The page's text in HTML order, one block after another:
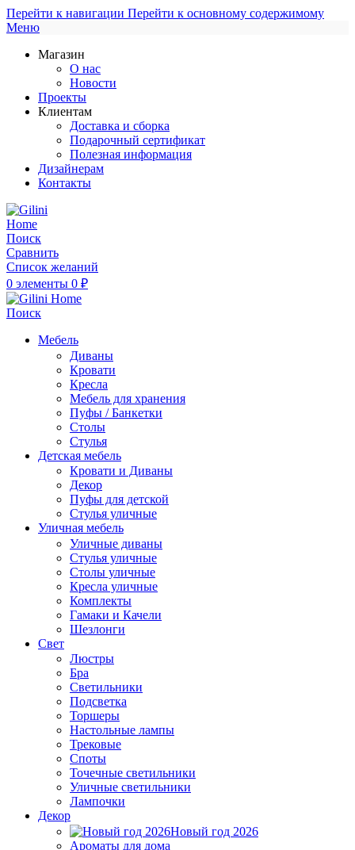
Перейти к навигации Перейти к основному содержимому
Меню
Магазин
О нас
Новости
Проекты
Клиентам
Доставка и сборка
Подарочный сертификат
Полезная информация
Дизайнерам
Контакты
Поиск
Сравнить
Список желаний
0 элементы 0 ₽
Поиск
Мебель
Диваны
Кровати
Кресла
Мебель для хранения
Пуфы / Банкетки
Столы
Стулья
Детская мебель
Кровати и Диваны
Декор
Пуфы для детской
Стулья уличные
Уличная мебель
Уличные диваны
Стулья уличные
Столы уличные
Кресла уличные
Комплекты
Гамаки и Качели
Шезлонги
Свет
Люстры
Бра
Светильники
Подсветка
Торшеры
Настольные лампы
Трековые
Споты
Точечные светильники
Уличные светильники
Лампочки
Декор
Новый год 2026
Ароматы для дома